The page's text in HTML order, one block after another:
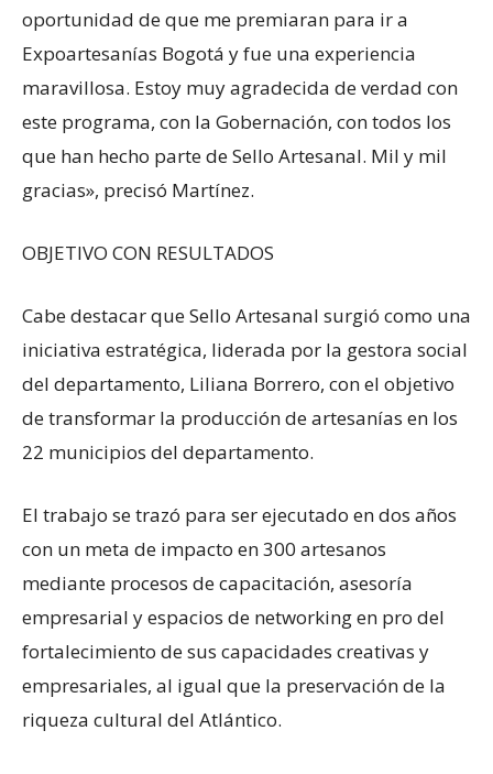
oportunidad de que me premiaran para ir a
Expoartesanías Bogotá y fue una experiencia
maravillosa. Estoy muy agradecida de verdad con
este programa, con la Gobernación, con todos los
que han hecho parte de Sello Artesanal. Mil y mil
gracias», precisó Martínez.
OBJETIVO CON RESULTADOS
Cabe destacar que Sello Artesanal surgió como una
iniciativa estratégica, liderada por la gestora social
del departamento, Liliana Borrero, con el objetivo
de transformar la producción de artesanías en los
22 municipios del departamento.
El trabajo se trazó para ser ejecutado en dos años
con un meta de impacto en 300 artesanos
mediante procesos de capacitación, asesoría
empresarial y espacios de networking en pro del
fortalecimiento de sus capacidades creativas y
empresariales, al igual que la preservación de la
riqueza cultural del Atlántico.